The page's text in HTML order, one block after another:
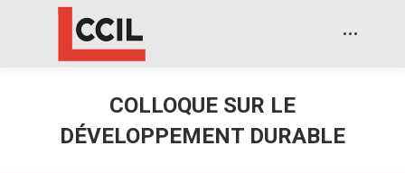
COLLOQUE SUR LE
DÉVELOPPEMENT DURABLE